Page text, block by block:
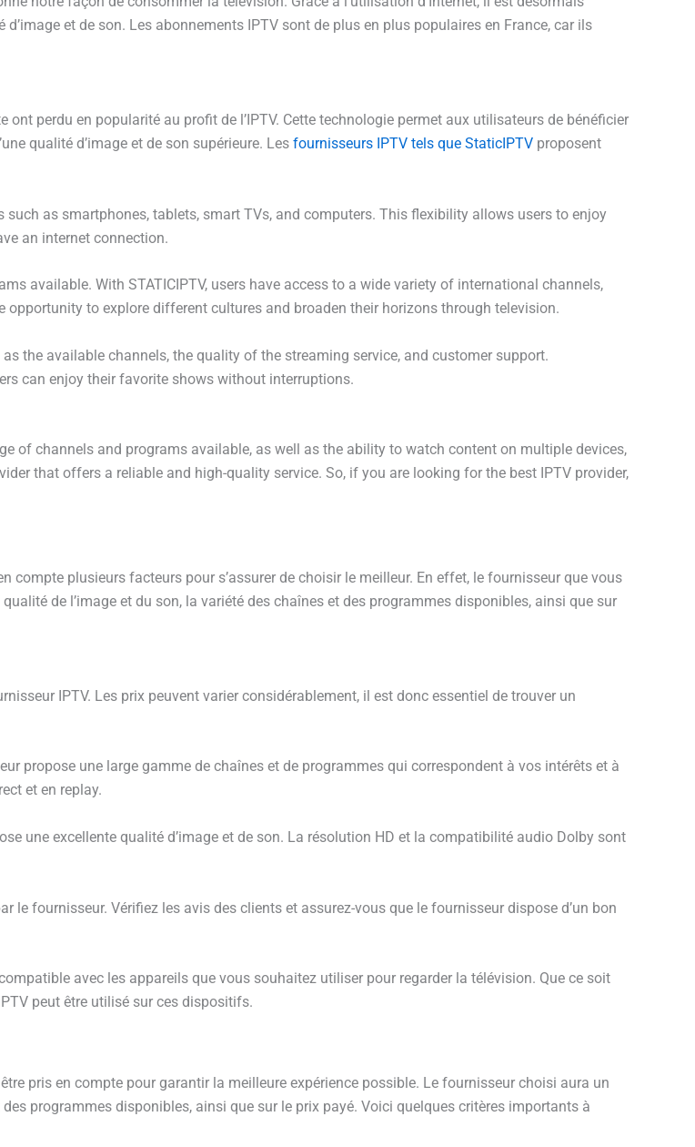
et de son. Les abonnements IPTV sont de plus en plus populaires en France, car ils
ont perdu en popularité au profit de l’IPTV. Cette technologie permet aux utilisateurs de bénéficier
qualité d’image et de son supérieure. Les fournisseurs IPTV tels que StaticIPTV proposent
as smartphones, tablets, smart TVs, and computers. This flexibility allows users to enjoy
an internet connection.
available. With STATICIPTV, users have access to a wide variety of international channels,
to explore different cultures and broaden their horizons through television.
the available channels, the quality of the streaming service, and customer support.
can enjoy their favorite shows without interruptions.
of channels and programs available, as well as the ability to watch content on multiple devices,
that offers a reliable and high-quality service. So, if you are looking for the best IPTV provider,
compte plusieurs facteurs pour s’assurer de choisir le meilleur. En effet, le fournisseur que vous
de l’image et du son, la variété des chaînes et des programmes disponibles, ainsi que sur
IPTV. Les prix peuvent varier considérablement, il est donc essentiel de trouver un
propose une large gamme de chaînes et de programmes qui correspondent à vos intérêts et à
et en replay.
une excellente qualité d’image et de son. La résolution HD et la compatibilité audio Dolby sont
fournisseur. Vérifiez les avis des clients et assurez-vous que le fournisseur dispose d’un bon
avec les appareils que vous souhaitez utiliser pour regarder la télévision. Que ce soit
peut être utilisé sur ces dispositifs.
pris en compte pour garantir la meilleure expérience possible. Le fournisseur choisi aura un
programmes disponibles, ainsi que sur le prix payé. Voici quelques critères importants à